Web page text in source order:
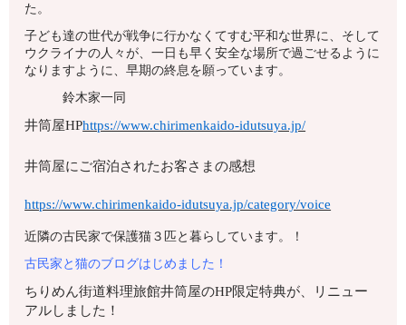
た。
子ども達の世代が戦争に行かなくてすむ平和な世界に、そして
ウクライナの人々が、一日も早く安全な場所で過ごせるように
なりますように、早期の終息を願っています。
鈴木家一同
井筒屋HPhttps://www.chirimenkaido-idutsuya.jp/
井筒屋にご宿泊されたお客さまの感想
https://www.chirimenkaido-idutsuya.jp/category/voice
近隣の古民家で保護猫３匹と暮らしています。！
古民家と猫のブログはじめました！
ちりめん街道料理旅館井筒屋のHP限定特典が、リニュー
アルしました！